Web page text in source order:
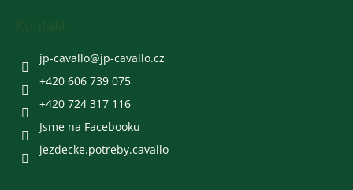
jp-cavallo@jp-cavallo.cz
+420 606 739 075
+420 724 317 116
Jsme na Facebooku
jezdecke.potreby.cavallo